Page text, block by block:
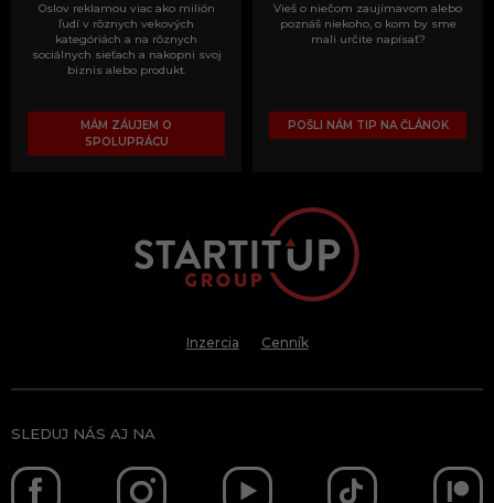
Oslov reklamou viac ako milión
ľudí v rôznych vekových
kategóriách a na rôznych
sociálnych sieťach a nakopni svoj
biznis alebo produkt.
MÁM ZÁUJEM O
SPOLUPRÁCU
Vieš o niečom zaujímavom alebo
poznáš niekoho, o kom by sme
mali určite napísať?
POŠLI NÁM TIP NA ČLÁNOK
Inzercia Cenník
SLEDUJ NÁS AJ NA